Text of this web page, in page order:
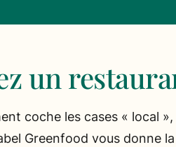
un
coche les cases « local
Greenfood vous donne